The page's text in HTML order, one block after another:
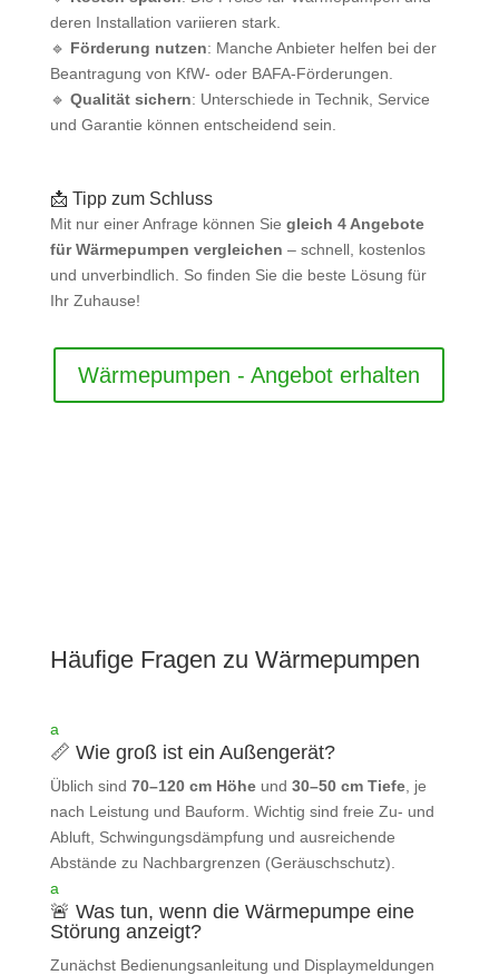
deren Installation variieren stark.
🔹 Förderung nutzen: Manche Anbieter helfen bei der
Beantragung von KfW- oder BAFA-Förderungen.
🔹 Qualität sichern: Unterschiede in Technik, Service
und Garantie können entscheidend sein.
📩 Tipp zum Schluss
Mit nur einer Anfrage können Sie gleich 4 Angebote
für Wärmepumpen vergleichen – schnell, kostenlos
und unverbindlich. So finden Sie die beste Lösung für
Ihr Zuhause!
Wärmepumpen - Angebot erhalten
Häufige Fragen zu Wärmepumpen
a
📏 Wie groß ist ein Außengerät?
Üblich sind 70–120 cm Höheund 30–50 cm Tiefe, je
nach Leistung und Bauform. Wichtig sind freie Zu‑ und
Abluft, Schwingungsdämpfung und ausreichende
Abstände zu Nachbargrenzen (Geräuschschutz).
a
🚨 Was tun, wenn die Wärmepumpe eine
Störung anzeigt?
Zunächst Bedienungsanleitung und Displaymeldungen